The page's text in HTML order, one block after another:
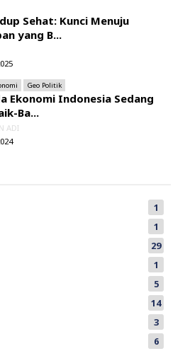
Sehat: Kunci Menuju
yang B...
Geo Politik
Ekonomi Indonesia Sedang
Ba...
ADI
1
1
29
1
5
14
3
6